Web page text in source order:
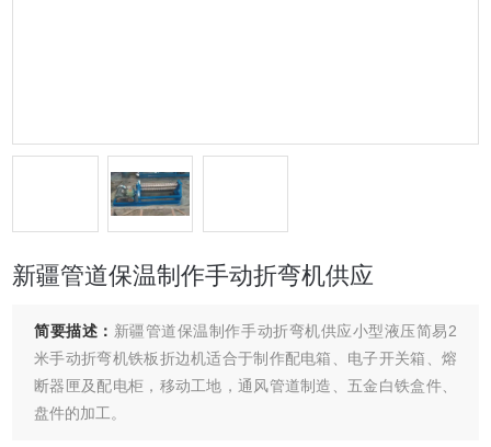
新疆管道保温制作手动折弯机供应
简要描述： 新疆管道保温制作手动折弯机供应小型液压简易2
米手动折弯机铁板折边机适合于制作配电箱、电子开关箱、熔
断器匣及配电柜，移动工地，通风管道制造、五金白铁盒件、
盘件的加工。